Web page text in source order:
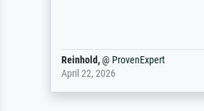
Reinhold,@ ProvenExpert
April 22, 2026